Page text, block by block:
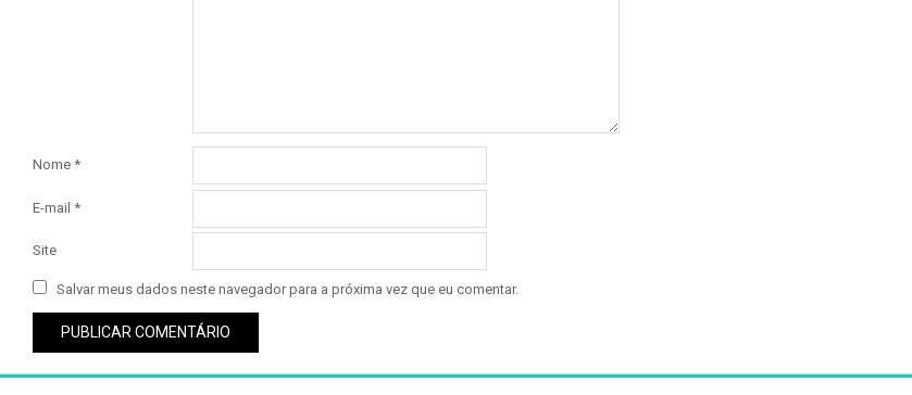
Nome *
E-mail *
Site
Salvar meus dados neste navegador para a próxima vez que eu comentar.